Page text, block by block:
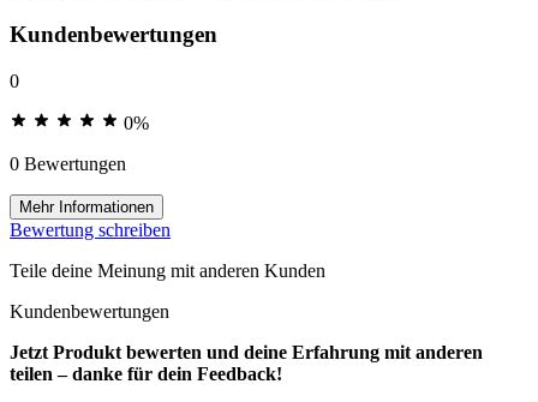
Kundenbewertungen
0
0%
0 Bewertungen
Mehr Informationen
Bewertung schreiben
Teile deine Meinung mit anderen Kunden
Kundenbewertungen
Jetzt Produkt bewerten und deine Erfahrung mit anderen
teilen – danke für dein Feedback!